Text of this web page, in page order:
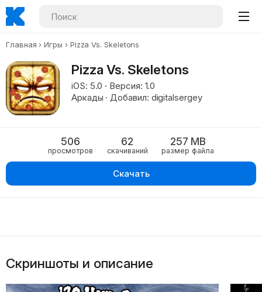
Главная Игры Pizza Vs. Skeletons
Pizza Vs. Skeletons
iOS: 5.0 · Версия: 1.0
Аркады · Добавил: digitalsergey
506
просмотров
62
скачиваний
257 MB
размер файла
Скачать
Скриншоты и описание